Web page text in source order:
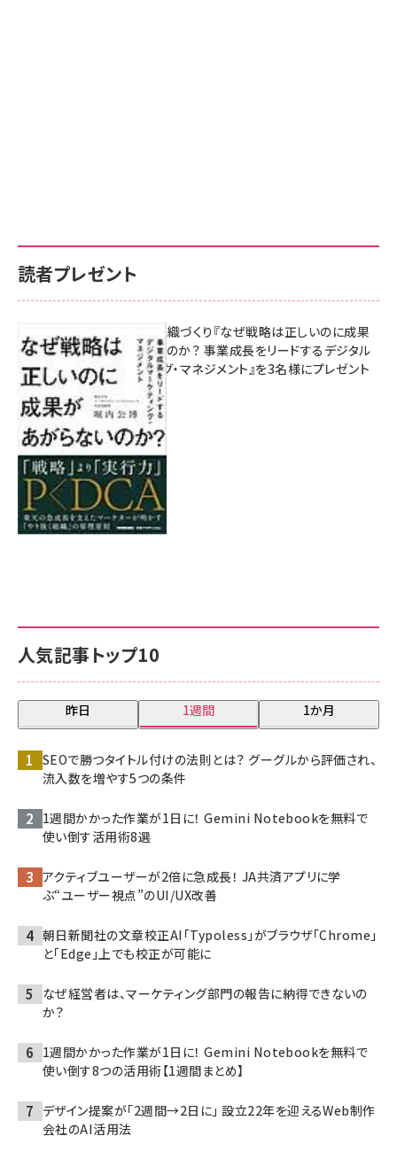
人気記事トップ10
昨日 1週間 1か月
SEOで勝つタイトル付けの法則とは？ グーグルから評価され、
流入数を増やす5つの条件
1週間かかった作業が1日に！ Gemini Notebookを無料で
使い倒す活用術8選
アクティブユーザーが2倍に急成長！ JA共済アプリに学
ぶ“ユーザー視点”のUI/UX改善
朝日新聞社の文章校正AI「Typoless」がブラウザ「Chrome」
と「Edge」上でも校正が可能に
なぜ経営者は、マーケティング部門の報告に納得できないの
か？
1週間かかった作業が1日に！ Gemini Notebookを無料で
使い倒す8つの活用術【1週間まとめ】
デザイン提案が「2週間→2日に」 設立22年を迎えるWeb制作
会社のAI活用法
読者プレゼント
成果を生む組織づくり『なぜ戦略は正しいのに成果
があがらないのか？ 事業成長をリードするデジタル
マーケティング・マネジメント』を3名様にプレゼント
8月7日 10:00